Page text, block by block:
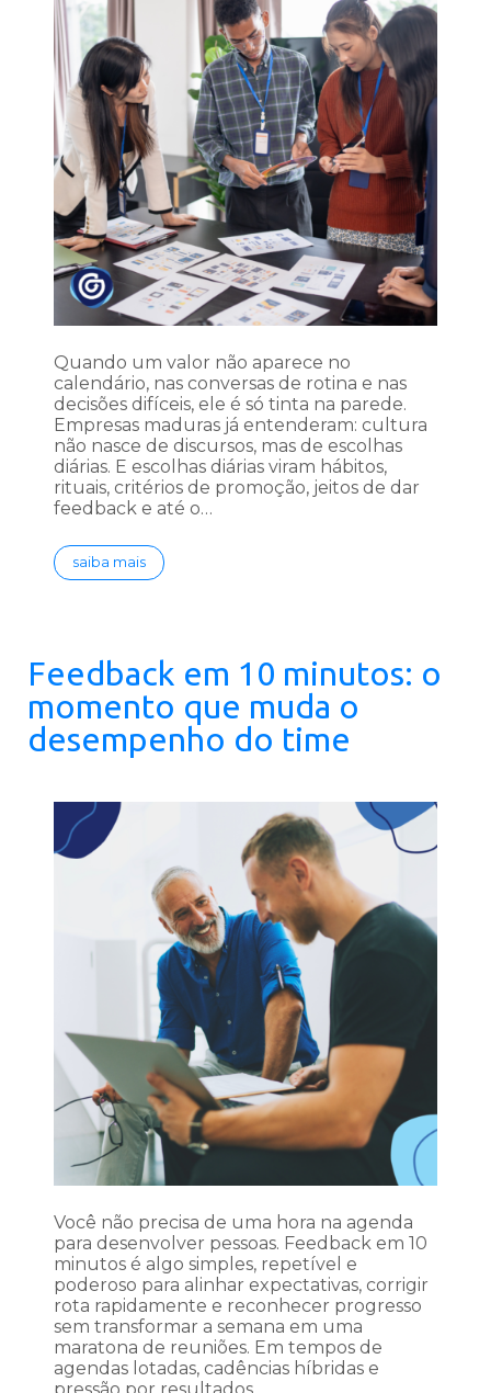
Quando um valor não aparece no
calendário, nas conversas de rotina e nas
decisões difíceis, ele é só tinta na parede.
Empresas maduras já entenderam: cultura
não nasce de discursos, mas de escolhas
diárias. E escolhas diárias viram hábitos,
rituais, critérios de promoção, jeitos de dar
feedback e até o…
saiba mais
Feedback em 10 minutos: o
momento que muda o
desempenho do time
Você não precisa de uma hora na agenda
para desenvolver pessoas. Feedback em 10
minutos é algo simples, repetível e
poderoso para alinhar expectativas, corrigir
rota rapidamente e reconhecer progresso
sem transformar a semana em uma
maratona de reuniões. Em tempos de
agendas lotadas, cadências híbridas e